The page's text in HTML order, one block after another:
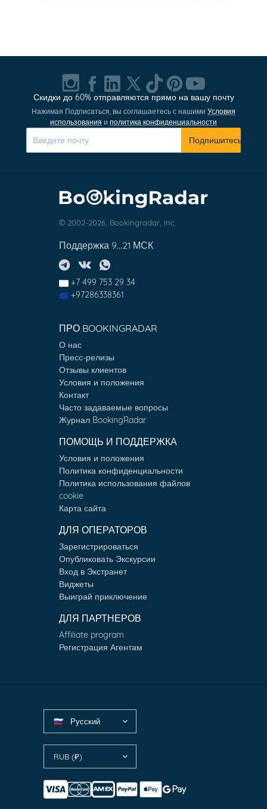
Скидки до 60% отправляются прямо на вашу почту
Нажимая Подписаться, вы соглашаетесь с нашими Условия
использования и политика конфиденциальности
Подпишитесь
© 2002-2026, Bookingradar, Inc.
Поддержка 9...21 МСК
+7 499 753 29 34
+97286338361
ПРО BOOKINGRADAR
О нас
Пресс-релизы
Отзывы клиентов
Условия и положения
Контакт
Часто задаваемые вопросы
Журнал BookingRadar
ПОМОЩЬ И ПОДДЕРЖКА
Условия и положения
Политика конфиденциальности
Политика использования файлов
cookie
Карта сайта
ДЛЯ ОПЕРАТОРОВ
Зарегистрироваться
Опубликовать Экскурсии
Вход в Экстранет
Виджеты
Выиграй приключение
ДЛЯ ПАРТНЕРОВ
Affiliate program
Регистрация Агентам
🇷🇺 Русский
RUB (₽)